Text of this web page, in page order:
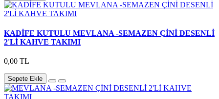
KADİFE KUTULU MEVLANA -SEMAZEN ÇİNİ DESENLİ
2'Lİ KAHVE TAKIMI
0,00 TL
Sepete Ekle